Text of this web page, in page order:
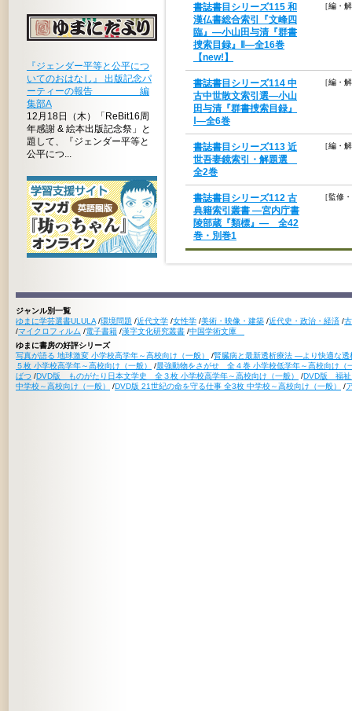
『ジェンダー平等と公平につ
いてのおはなし』 出版記念パ
ーティーの報告 編
集部A
12月18日（木）「ReBit16周
年感謝 & 絵本出版記念祭」と
題して、『ジェンダー平等と
公平につ...
書誌書目シリーズ115 和
漢仏書総合索引『文峰四
臨』―小山田与清『群書
捜索目録』Ⅱ―全16巻
【new!】
［編・
書誌書目シリーズ114 中
古中世散文索引選―小山
田与清『群書捜索目録』
Ⅰ―全6巻
［編・
書誌書目シリーズ113 近
世吾妻鏡索引・解題選
全2巻
［編・
書誌書目シリーズ112 古
典籍索引叢書 —宮内庁書
陵部蔵『類標』— 全42
巻・別巻1
［監修
ジャンル別一覧
ゆまに学芸選書ULULA /環境問題 /近代文学 /女性学 /美術・映像・建築 /近代史・政治・経済 /
/マイクロフィルム /電子書籍 /漢字文化研究叢書 /中国学術文庫
ゆまに書房の好評シリーズ
写真が語る 地球激変 小学校高学年～高校向け（一般）
/腎臓病と最新透析療法 ―より快適な
５枚 小学校高学年～高校向け（一般）
/最強動物をさがせ 全４巻 小学校低学年～高校向け（
ばつ /DVD版 ものがたり日本文学史 全３枚 小学校高学年～高校向け（一般） /DVD版 福祉
中学校～高校向け（一般）
/DVD版 21世紀の命を守る仕事 全3枚 中学校～高校向け（一般） /